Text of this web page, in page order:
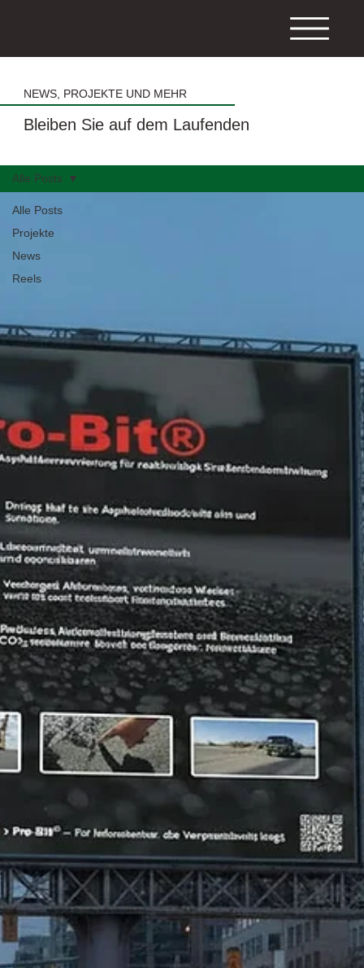
NEWS, PROJEKTE UND MEHR
Bleiben Sie auf dem Laufenden
Alle Posts
Projekte
News
Reels
Alle Posts